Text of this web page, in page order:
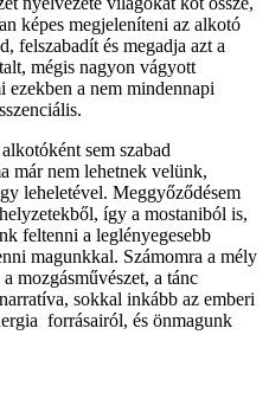
képes megjeleníteni az alkotó
felszabadít és megadja azt a
mégis nagyon vágyott
a nem mindennapi
sem szabad
már nem lehetnek velünk,
leheletével. Meggyőződésem
így a mostaniból is,
feltenni a leglényegesebb
magunkkal. Számomra a mély
mozgásművészet, a tánc
sokkal inkább az emberi
forrásairól, és önmagunk